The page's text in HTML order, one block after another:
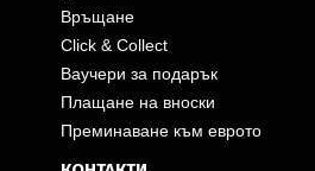
Връщане
Click & Collect
Ваучери за подарък
Плащане на вноски
Преминаване към еврото